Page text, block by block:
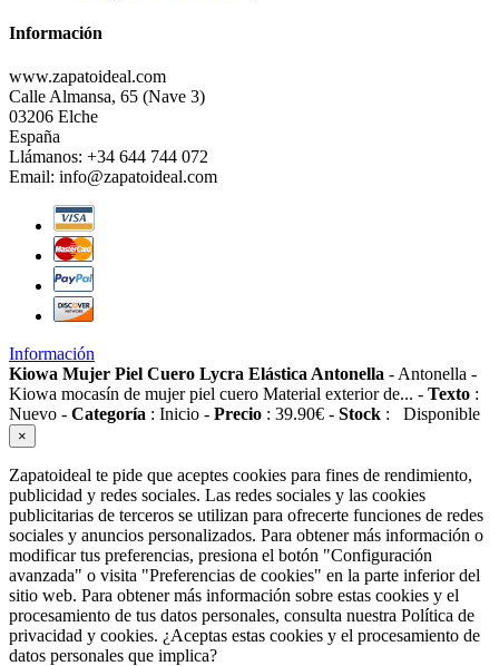
Información
www.zapatoideal.com
Calle Almansa, 65 (Nave 3)
03206 Elche
España
Llámanos: +34 644 744 072
Email: info@zapatoideal.com
Información
Kiowa Mujer Piel Cuero Lycra Elástica Antonella - Antonella -
Kiowa mocasín de mujer piel cuero Material exterior de... - Texto :
Nuevo - Categoría : Inicio - Precio : 39.90€ - Stock : Disponible
×
Zapatoideal te pide que aceptes cookies para fines de rendimiento,
publicidad y redes sociales. Las redes sociales y las cookies
publicitarias de terceros se utilizan para ofrecerte funciones de redes
sociales y anuncios personalizados. Para obtener más información o
modificar tus preferencias, presiona el botón "Configuración
avanzada" o visita "Preferencias de cookies" en la parte inferior del
sitio web. Para obtener más información sobre estas cookies y el
procesamiento de tus datos personales, consulta nuestra Política de
privacidad y cookies. ¿Aceptas estas cookies y el procesamiento de
datos personales que implica?